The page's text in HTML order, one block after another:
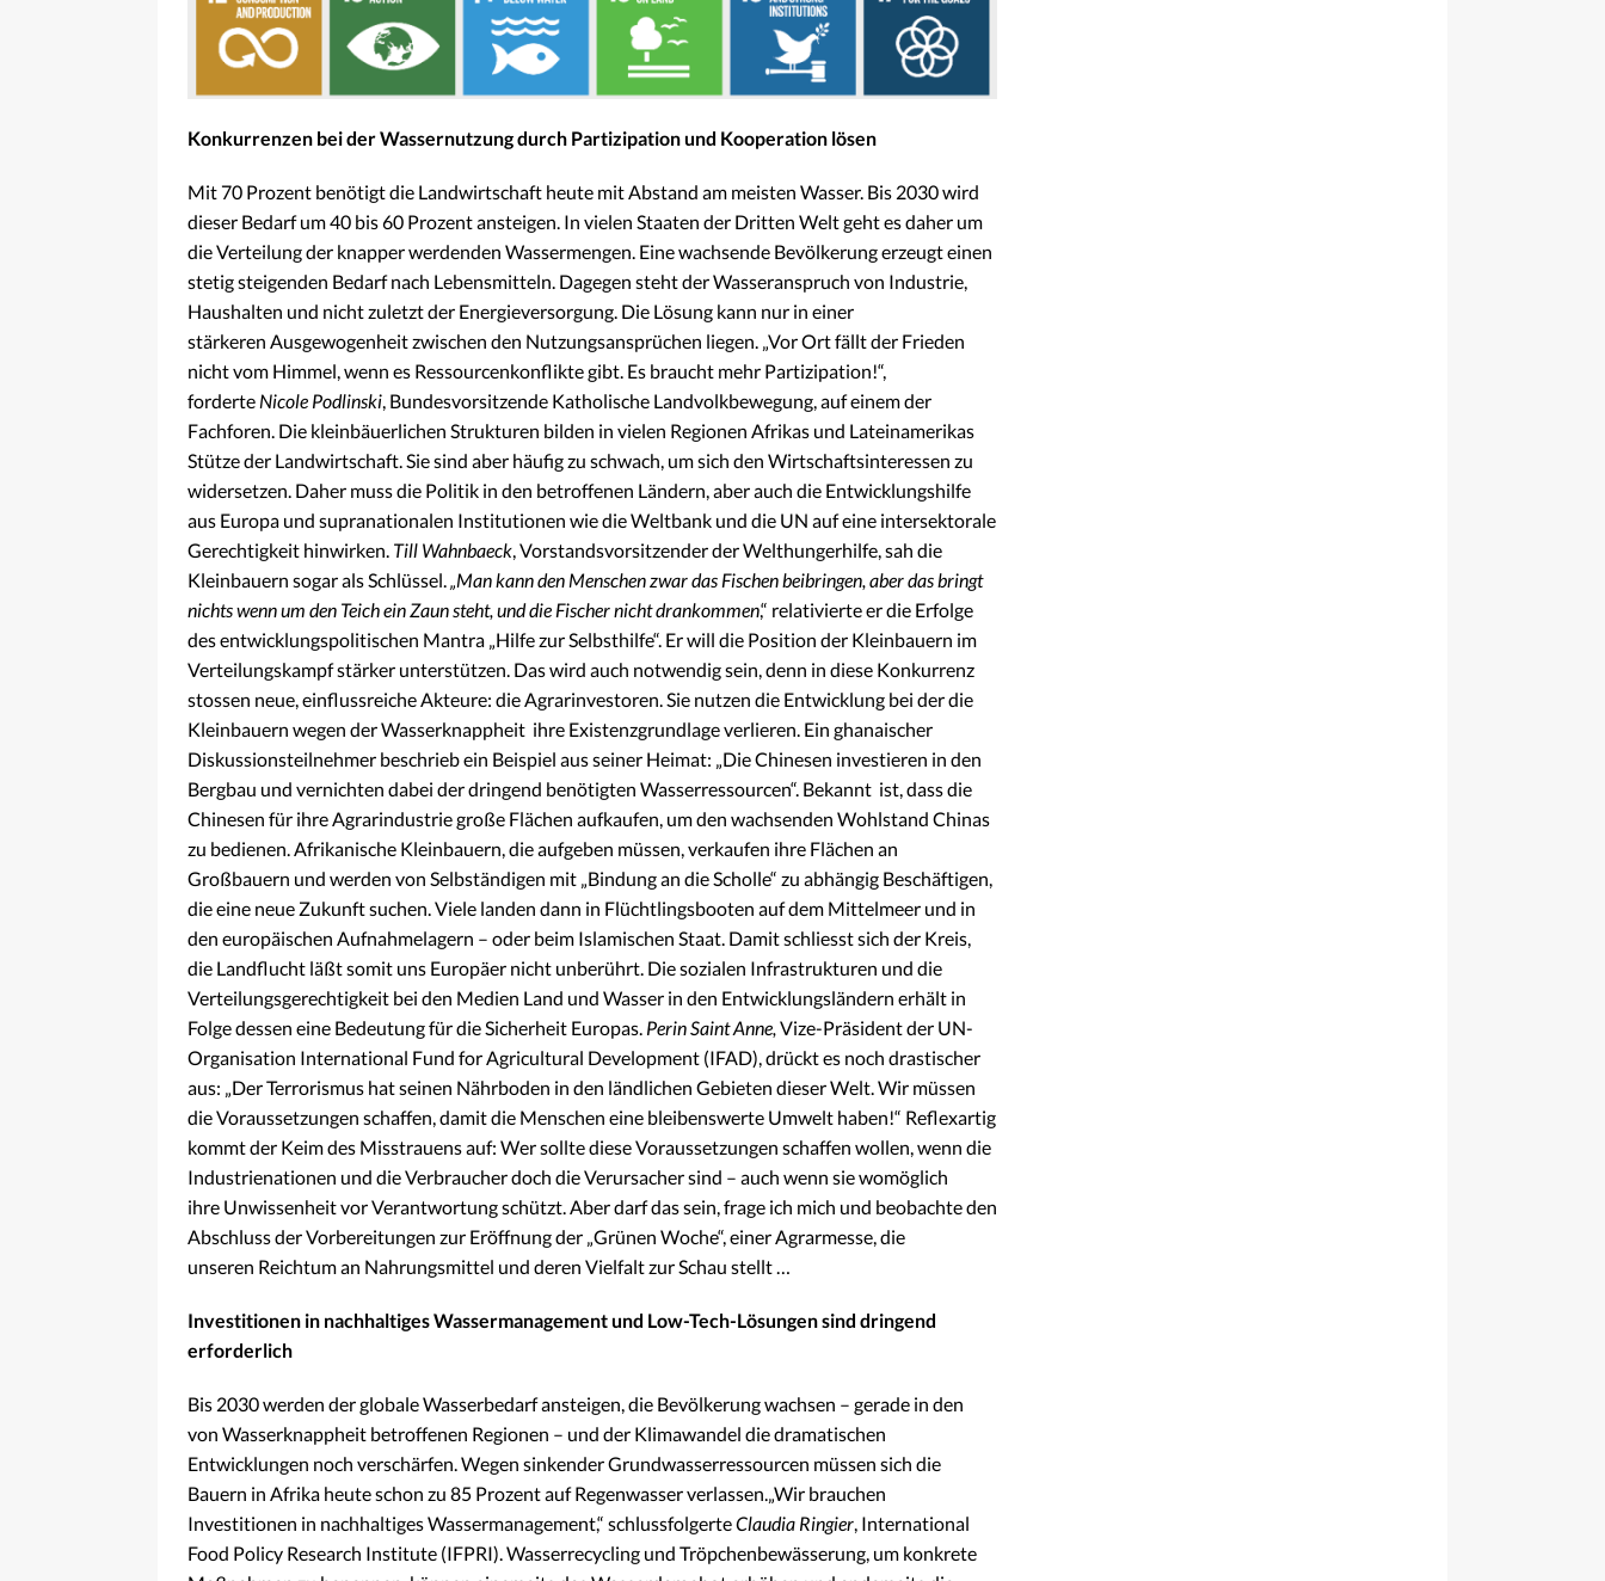
Konkurrenzen bei der Wassernutzung durch Partizipation und Kooperation lösen
Mit 70 Prozent benötigt die Landwirtschaft heute mit Abstand am meisten Wasser. Bis 2030 wird
dieser Bedarf um 40 bis 60 Prozent ansteigen. In vielen Staaten der Dritten Welt geht es daher um
die Verteilung der knapper werdenden Wassermengen. Eine wachsende Bevölkerung erzeugt einen
stetig steigenden Bedarf nach Lebensmitteln. Dagegen steht der Wasseranspruch von Industrie,
Haushalten und nicht zuletzt der Energieversorgung. Die Lösung kann nur in einer
stärkeren Ausgewogenheit zwischen den Nutzungsansprüchen liegen. „Vor Ort fällt der Frieden
nicht vom Himmel, wenn es Ressourcenkonflikte gibt. Es braucht mehr Partizipation!“,
forderte Nicole Podlinski , Bundesvorsitzende Katholische Landvolkbewegung, auf einem der
Fachforen. Die kleinbäuerlichen Strukturen bilden in vielen Regionen Afrikas und Lateinamerikas
Stütze der Landwirtschaft. Sie sind aber häufig zu schwach, um sich den Wirtschaftsinteressen zu
widersetzen. Daher muss die Politik in den betroffenen Ländern, aber auch die Entwicklungshilfe
aus Europa und supranationalen Institutionen wie die Weltbank und die UN auf eine intersektorale
Gerechtigkeit hinwirken. Till Wahnbaeck , Vorstandsvorsitzender der Welthungerhilfe, sah die
Kleinbauern sogar als Schlüssel.
„Man kann den Menschen zwar das Fischen beibringen, aber das bringt
nichts wenn um den Teich ein Zaun steht, und die Fischer nicht drankommen,“ relativierte er die Erfolge
des entwicklungspolitischen Mantra „Hilfe zur Selbsthilfe“. Er will die Position der Kleinbauern im
Verteilungskampf stärker unterstützen. Das wird auch notwendig sein, denn in diese Konkurrenz
stossen neue, einflussreiche Akteure: die Agrarinvestoren. Sie nutzen die Entwicklung bei der die
Kleinbauern wegen der Wasserknappheit ihre Existenzgrundlage verlieren. Ein ghanaischer
Diskussionsteilnehmer beschrieb ein Beispiel aus seiner Heimat: „Die Chinesen investieren in den
Bergbau und vernichten dabei der dringend benötigten Wasserressourcen“. Bekannt ist, dass die
Chinesen für ihre Agrarindustrie große Flächen aufkaufen, um den wachsenden Wohlstand Chinas
zu bedienen. Afrikanische Kleinbauern, die aufgeben müssen, verkaufen ihre Flächen an
Großbauern und werden von Selbständigen mit „Bindung an die Scholle“ zu abhängig Beschäftigen,
die eine neue Zukunft suchen. Viele landen dann in Flüchtlingsbooten auf dem Mittelmeer und in
den europäischen Aufnahmelagern – oder beim Islamischen Staat. Damit schliesst sich der Kreis,
die Landflucht läßt somit uns Europäer nicht unberührt. Die sozialen Infrastrukturen und die
Verteilungsgerechtigkeit bei den Medien Land und Wasser in den Entwicklungsländern erhält in
Folge dessen eine Bedeutung für die Sicherheit Europas. Perin Saint Anne, Vize-Präsident der UN-
Organisation International Fund for Agricultural Development (IFAD), drückt es noch drastischer
aus: „Der Terrorismus hat seinen Nährboden in den ländlichen Gebieten dieser Welt. Wir müssen
die Voraussetzungen schaffen, damit die Menschen eine bleibenswerte Umwelt haben!“ Reflexartig
kommt der Keim des Misstrauens auf: Wer sollte diese Voraussetzungen schaffen wollen, wenn die
Industrienationen und die Verbraucher doch die Verursacher sind – auch wenn sie womöglich
ihre Unwissenheit vor Verantwortung schützt. Aber darf das sein, frage ich mich und beobachte den
Abschluss der Vorbereitungen zur Eröffnung der „Grünen Woche“, einer Agrarmesse, die
unseren Reichtum an Nahrungsmittel und deren Vielfalt zur Schau stellt …
Investitionen in nachhaltiges Wassermanagement und Low-Tech-Lösungen sind dringend
erforderlich
Bis 2030 werden der globale Wasserbedarf ansteigen, die Bevölkerung wachsen – gerade in den
von Wasserknappheit betroffenen Regionen – und der Klimawandel die dramatischen
Entwicklungen noch verschärfen. Wegen sinkender Grundwasserressourcen müssen sich die
Bauern in Afrika heute schon zu 85 Prozent auf Regenwasser verlassen.„Wir brauchen
Investitionen in nachhaltiges Wassermanagement,“ schlussfolgerteClaudia Ringier , International
Food Policy Research Institute (IFPRI). Wasserrecycling und Tröpchenbewässerung, um konkrete